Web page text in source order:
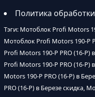
Политика
Тэги: Мотоблок Profi Motors
Мотоблок Profi Motors 190-P
Profi Motors 190-P PRO (16-P)
Profi Motors 190-P PRO (16-P)
Motors 190-P PRO (16-P) в
PRO (16-P) в Березе скидка,